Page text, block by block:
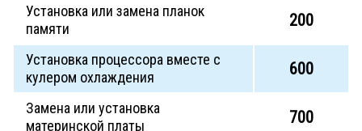
Установка или замена планок
памяти
200
Установка процессора вместе с
кулером охлаждения
600
Замена или установка
материнской платы
700